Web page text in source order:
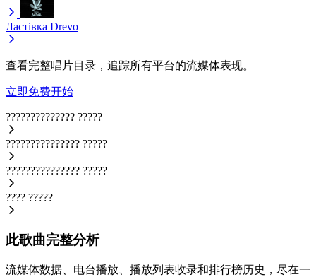
Ластівка Drevo
查看完整唱片目录，追踪所有平台的流媒体表现。
立即免费开始
?????????????? ?????
??????????????? ?????
??????????????? ?????
???? ?????
此歌曲完整分析
流媒体数据、电台播放、播放列表收录和排行榜历史，尽在一